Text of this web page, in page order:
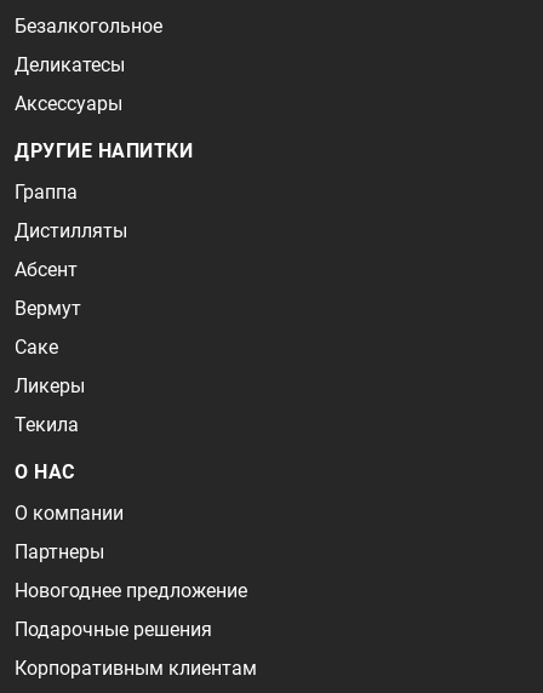
Безалкогольное
Деликатесы
Аксессуары
ДРУГИЕ НАПИТКИ
Граппа
Дистилляты
Абсент
Вермут
Саке
Ликеры
Текила
О НАС
О компании
Партнеры
Новогоднее предложение
Подарочные решения
Корпоративным клиентам